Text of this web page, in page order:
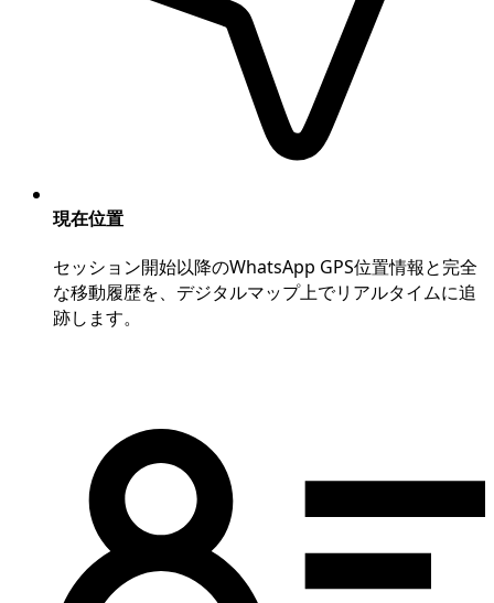
現在位置
セッション開始以降のWhatsApp GPS位置情報と完全
な移動履歴を、デジタルマップ上でリアルタイムに追
跡します。